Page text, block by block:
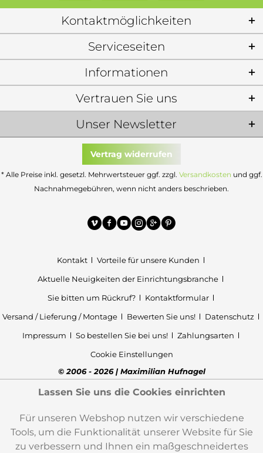
Kontaktmöglichkeiten
Serviceseiten
Informationen
Unser Newsletter
Vertrauen Sie uns
Vertrag widerrufen
* Alle Preise inkl. gesetzl. Mehrwertsteuer ggf. zzgl. Versandkosten und ggf.
Nachnahmegebühren, wenn nicht anders beschrieben.
Kontakt
Vorteile für unsere Kunden
Aktuelle Neuigkeiten der Einrichtungsbranche
Sie bitten um Rückruf?
Kontaktformular
Versand / Lieferung / Montage
Bewerten Sie uns!
Datenschutz
Impressum
So bestellen Sie bei uns!
Zahlungsarten
Cookie Einstellungen
© 2006 - 2026 | Maximilian Hufnagel
Lassen Sie uns die Cookies einrichten
Für unseren Webshop nutzen wir verschiedene
Tools, um die Funktionalität unserer Website für Sie
zu verbessern und Ihnen ein maßgeschneidertes